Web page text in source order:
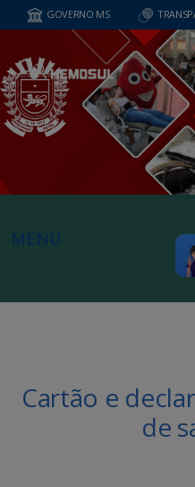
GOVERNO MS
MENU
Cartão e
de